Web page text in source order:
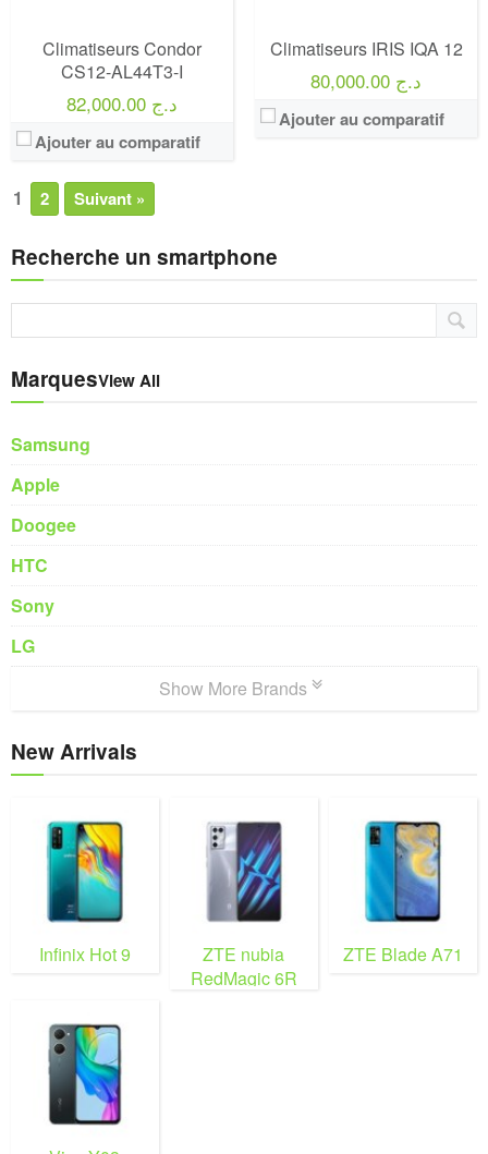
Climatiseurs Condor
CS12-AL44T3-I
82,000.00 د.ج
Ajouter au comparatif
Climatiseurs IRIS IQA 12
80,000.00 د.ج
Ajouter au comparatif
1 2 Suivant »
Recherche un smartphone
MarquesView All
Samsung
Apple
Doogee
HTC
Sony
LG
Show More Brands
New Arrivals
Infinix Hot 9
ZTE nubia
RedMagic 6R
ZTE Blade A71